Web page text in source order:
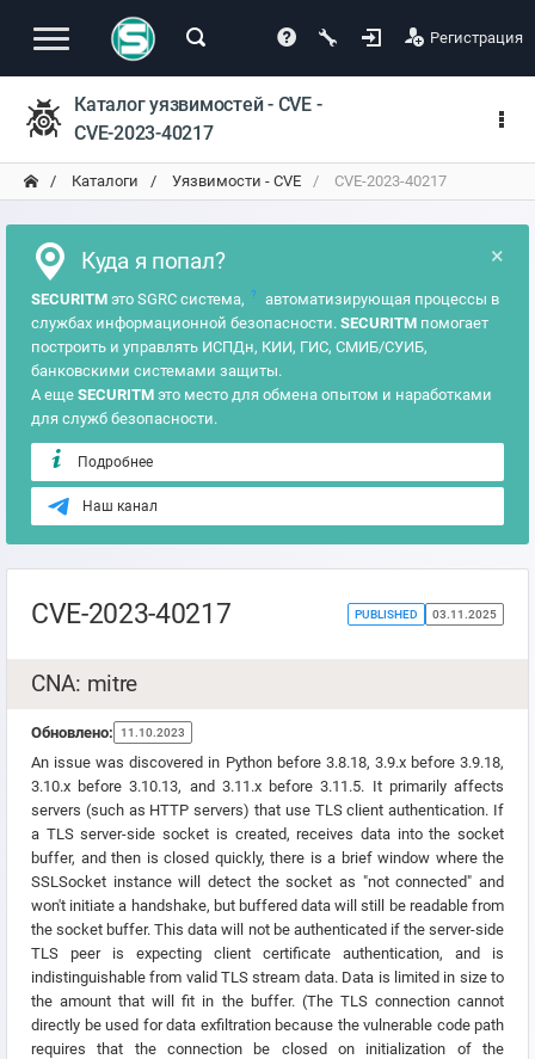
Регистрация
Каталог уязвимостей - CVE -
CVE-2023-40217
Каталоги Уязвимости - CVE CVE-2023-40217
×
Куда я попал?
SECURITM это SGRC система, ?
автоматизирующая процессы в
службах информационной безопасности. SECURITM помогает
построить и управлять ИСПДн, КИИ, ГИС, СМИБ/СУИБ,
банковскими системами защиты.
А еще SECURITM это место для обмена опытом и наработками
для служб безопасности.
Подробнее
Наш канал
CVE-2023-40217 PUBLISHED 03.11.2025
CNA: mitre
Обновлено: 11.10.2023
An issue was discovered in Python before 3.8.18, 3.9.x before 3.9.18,
3.10.x before 3.10.13, and 3.11.x before 3.11.5. It primarily affects
servers (such as HTTP servers) that use TLS client authentication. If
a TLS server-side socket is created, receives data into the socket
buffer, and then is closed quickly, there is a brief window where the
SSLSocket instance will detect the socket as "not connected" and
won't initiate a handshake, but buffered data will still be readable from
the socket buffer. This data will not be authenticated if the server-side
TLS peer is expecting client certificate authentication, and is
indistinguishable from valid TLS stream data. Data is limited in size to
the amount that will fit in the buffer. (The TLS connection cannot
directly be used for data exfiltration because the vulnerable code path
requires that the connection be closed on initialization of the